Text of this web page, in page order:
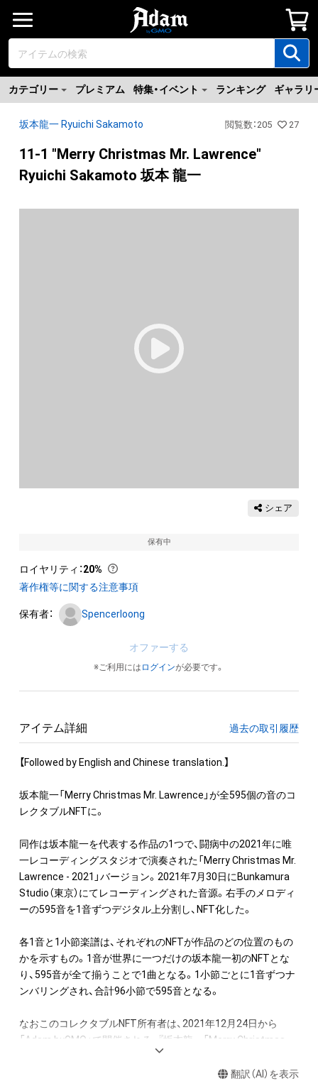
カテゴリー プレミアム 特集・イベント ランキング ギャラリ
坂本龍一 Ryuichi Sakamoto 閲覧数 ：205 27
11-1 "Merry Christmas Mr. Lawrence"
Ryuichi Sakamoto 坂本 龍一
シェア
保有中
ロイヤリティ ：20%
著作権等に関する注意事項
保有者： Spencerloong
オファーする
※ご利用には ログインが必要です。
アイテム詳細 過去の取引履歴
【Followed by English and Chinese translation.】
坂本龍一「Merry Christmas Mr. Lawrence」が全595個の音のコ
レクタブルNFTに。
同作は坂本龍一を代表する作品の1つで、闘病中の2021年に唯
一レコーディングスタジオで演奏された「Merry Christmas Mr.
Lawrence - 2021」バージョン。2021年7月30日にBunkamura
Studio（東京）にてレコーディングされた音源。右手のメロディ
ーの595音を1音ずつデジタル上分割し、NFT化した。
各1音と1小節楽譜は、それぞれのNFTが作品のどの位置のもの
かを示すもの。1音が世界に一つだけの坂本龍一初のNFTとな
り、595音が全て揃うことで1曲となる。1小節ごとに1音ずつナ
ンバリングされ、合計96小節で595音となる。
なおこのコレクタブルNFT所有者は、2021年12月24日から
「Adam byGMO」で開催される、『坂本龍一「Merry Christmas
Mr. Lawrence」直筆楽譜を入手できる権利NFT』のオークション
への参加が可能。またNFT初回購入者限定の特典として、
翻訳（AI）を表示